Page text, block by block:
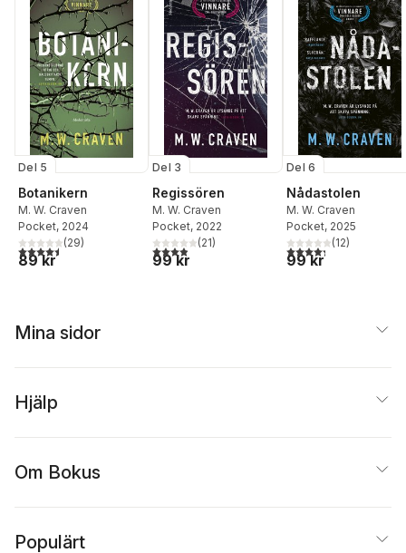
Del 5
Botanikern
M. W. Craven
Pocket, 2024
4,5utav 5 stjärnor. Totalt antal röster:
(29)
89 kr
Del 3
Regissören
M. W. Craven
Pocket, 2022
3,9utav 5 stjärnor. Totalt antal röster:
(21)
99 kr
Del 6
Nådastolen
M. W. Craven
Pocket, 2025
4,3utav 5 stjärnor.
(12)
99 kr
Mina sidor
Hjälp
Om Bokus
Populärt